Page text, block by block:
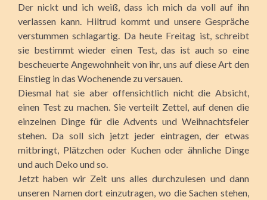
Der nickt und ich weiß, dass ich mich da voll auf ihn
verlassen kann. Hiltrud kommt und unsere Gespräche
verstummen schlagartig. Da heute Freitag ist, schreibt
sie bestimmt wieder einen Test, das ist auch so eine
bescheuerte Angewohnheit von ihr, uns auf diese Art den
Einstieg in das Wochenende zu versauen.
Diesmal hat sie aber offensichtlich nicht die Absicht,
einen Test zu machen. Sie verteilt Zettel, auf denen die
einzelnen Dinge für die Advents und Weihnachtsfeier
stehen. Da soll sich jetzt jeder eintragen, der etwas
mitbringt, Plätzchen oder Kuchen oder ähnliche Dinge
und auch Deko und so.
Jetzt haben wir Zeit uns alles durchzulesen und dann
unseren Namen dort einzutragen, wo die Sachen stehen,